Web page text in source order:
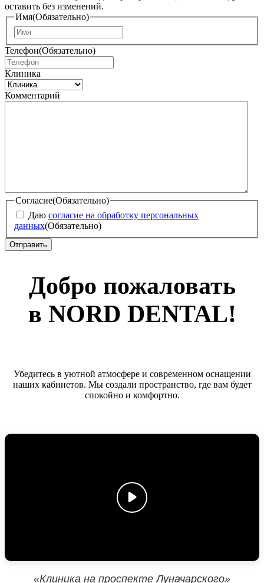
оставить без изменений.
Имя(Обязательно)
м
Телефон(Обязательно)
Клиника
Комментарий
Согласие(Обязательно)
Даю согласие на обработку персональных
данных(Обязательно)
Добро пожаловать
в NORD DENTAL!
Убедитесь в уютной атмосфере и современном оснащении
наших кабинетов. Мы создали пространство, где вам будет
спокойно и комфортно.
«Клиника на проспекте Луначарского»